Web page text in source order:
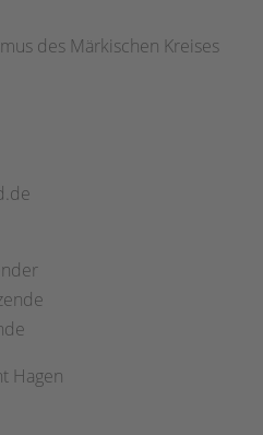
des Märkischen Kreises
Hagen